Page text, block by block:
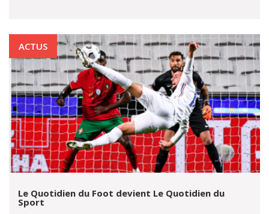
ACTUS
Le Quotidien du Foot devient Le Quotidien du
Sport